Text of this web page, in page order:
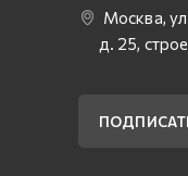
Москва,
д. 25,